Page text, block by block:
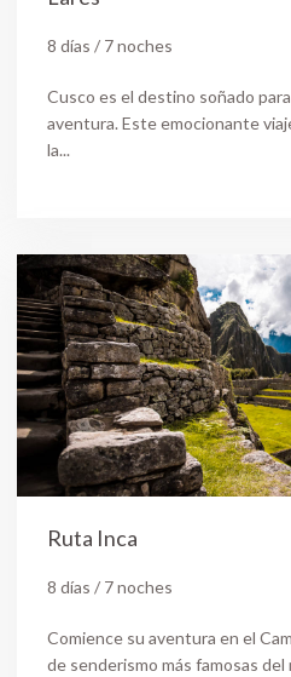
8 días / 7 noches
Cusco es el destino soñado
aventura. Este emocionante
la...
Ruta Inca
8 días / 7 noches
Comience su aventura en el
de senderismo más famosas